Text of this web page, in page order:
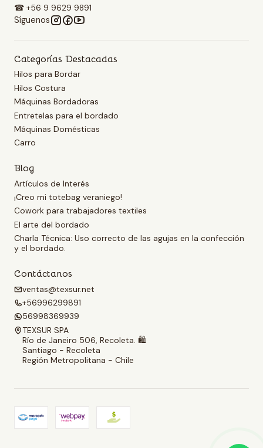
☎ +56 9 9629 9891
Síguenos
Categorías Destacadas
Hilos para Bordar
Hilos Costura
Máquinas Bordadoras
Entretelas para el bordado
Máquinas Domésticas
Carro
Blog
Artículos de Interés
¡Creo mi totebag veraniego!
Cowork para trabajadores textiles
El arte del bordado
Charla Técnica: Uso correcto de las agujas en la confección
y el bordado.
Contáctanos
ventas@texsur.net
+56996299891
56998369939
TEXSUR SPA
Río de Janeiro 506, Recoleta. 🛍️
Santiago - Recoleta
Región Metropolitana - Chile